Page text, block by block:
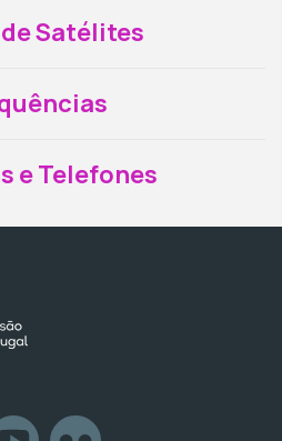
Satélites
e Telefones